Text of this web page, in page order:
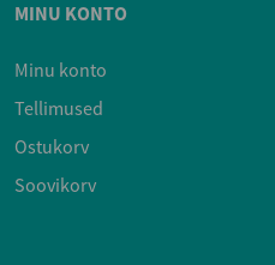
MINU KONTO
Minu konto
Tellimused
Ostukorv
Soovikorv